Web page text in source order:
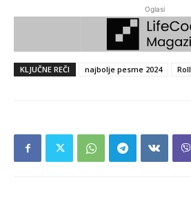
Oglasi
KLJUČNE REČI najbolje pesme 2024